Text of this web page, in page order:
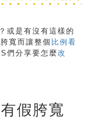
或是有沒有這樣的
寬而讓整個 比例看
們分享要怎麼改
假胯寬